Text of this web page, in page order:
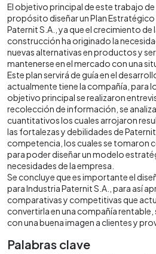
El objetivo principal de este trabajo
propósito diseñar un Plan Estratégico
Paternit S.A., ya que el crecimiento de
construcción ha originado la
nuevas alternativas en productos y
mantenerse en el mercado con una
Este plan servirá de guía en el
actualmente tiene la compañía, para
objetivo principal se realizaron
recolección de información, se
cuantitativos los cuales arrojaron
las fortalezas y debilidades de
competencia, los cuales se tomaron
para poder diseñar un modelo
necesidades de la empresa.
Se concluye que es importante el
para Industria Paternit S.A., para así
comparativas y competitivas que
convertirla en una compañía rentable,
con una buena imagen a clientes y
Palabras clave